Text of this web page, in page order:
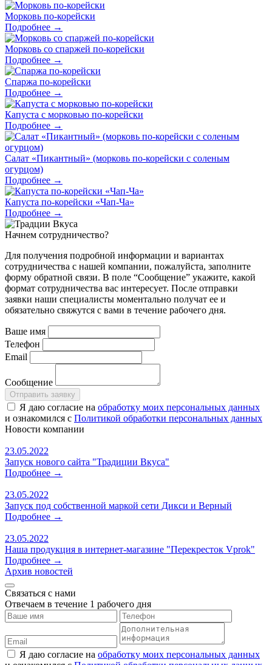
Морковь по-корейски
Подробнее →
Морковь со спаржей по-корейски
Подробнее →
Спаржа по-корейски
Подробнее →
Капуста с морковью по-корейски
Подробнее →
Салат «Пикантный» (морковь по-корейски с соленым
огурцом)
Подробнее →
Капуста по-корейски «Чап-Ча»
Подробнее →
Начнем сотрудничество?
Для получения подробной информации и вариантах
сотрудничества с нашей компании, пожалуйста, заполните
форму обратной связи. В поле “Сообщение” укажите, какой
формат сотрудничества вас интересует. После отправки
заявки наши специалисты моментально получат ее и
обязательно свяжутся с вами в течение рабочего дня.
Ваше имя
Телефон
Email
Сообщение
Я даю согласие на обработку моих персональных данных
и ознакомился с Политикой обработки персональных данных
Новости компании
23.05.2022
Запуск нового сайта "Традиции Вкуса"
Подробнее →
23.05.2022
Запуск под собственной маркой сети Дикси и Верный
Подробнее →
23.05.2022
Наша продукция в интернет-магазине "Перекресток Vprok"
Подробнее →
Архив новостей
Связаться с нами
Отвечаем в течение 1 рабочего дня
Я даю согласие на обработку моих персональных данных